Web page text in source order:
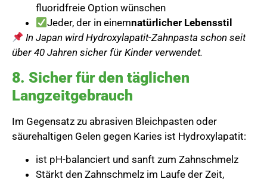
fluoridfreie Option wünschen
Jeder, der in einemnatürlicher Lebensstil
In Japan wird Hydroxylapatit-Zahnpasta schon seit
über 40 Jahren sicher für Kinder verwendet.
8. Sicher für den täglichen
Langzeitgebrauch
Im Gegensatz zu abrasiven Bleichpasten oder
säurehaltigen Gelen gegen Karies ist Hydroxylapatit:
ist pH-balanciert und sanft zum Zahnschmelz
Stärkt den Zahnschmelz im Laufe der Zeit,